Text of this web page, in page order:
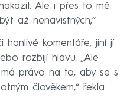
Ale i přes to mě
až nenávistných,“
hanlivé komentáře, jiní jí
rozbijí hlavu. „Ale
právo na to, aby se s
člověkem,“ řekla